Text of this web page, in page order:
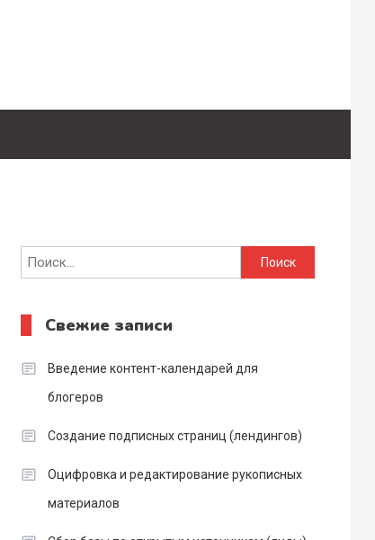
Найти:
Свежие записи
Введение контент-календарей для
блогеров
Создание подписных страниц (лендингов)
Оцифровка и редактирование рукописных
материалов